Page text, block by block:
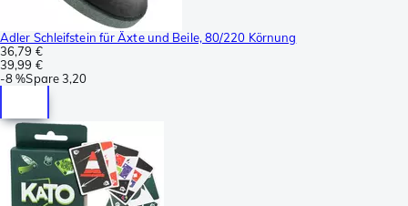
Adler Schleifstein für Äxte und Beile, 80/220 Körnung
36,79 €
39,99 €
-8 %Spare3,20